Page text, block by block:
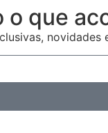
que
novidades